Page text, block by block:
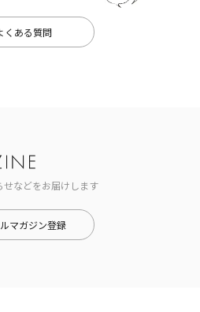
くある質問
などをお届けします
マガジン登録